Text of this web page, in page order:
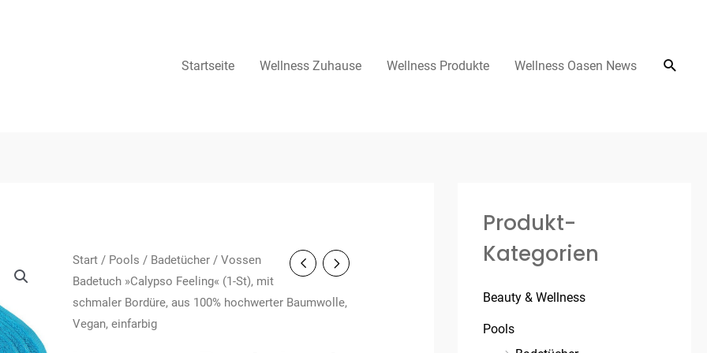
Startseite Wellness Zuhause Wellness Produkte Wellness Oasen News
Start/ Pools / Badetücher/ Vossen
Badetuch »Calypso Feeling« (1-St), mit
schmaler Bordüre, aus 100% hochwerter Baumwolle,
Vegan, einfarbig
Produkt-
Kategorien
Beauty & Wellness
Pools